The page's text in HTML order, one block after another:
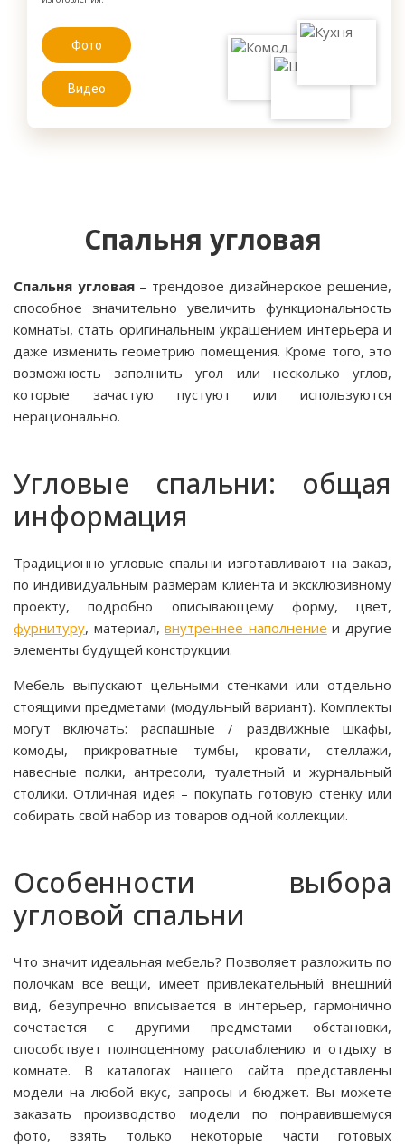
Фото
Видео
Спальня угловая
Спальня угловая – трендовое дизайнерское решение,
способное значительно увеличить функциональность
комнаты, стать оригинальным украшением интерьера и
даже изменить геометрию помещения. Кроме того, это
возможность заполнить угол или несколько углов,
которые зачастую пустуют или используются
нерационально.
Угловые спальни: общая
информация
Традиционно угловые спальни изготавливают на заказ,
по индивидуальным размерам клиента и эксклюзивному
проекту, подробно описывающему форму, цвет,
фурнитуру, материал,внутреннее наполнение и другие
элементы будущей конструкции.
Мебель выпускают цельными стенками или отдельно
стоящими предметами (модульный вариант). Комплекты
могут включать: распашные / раздвижные шкафы,
комоды, прикроватные тумбы, кровати, стеллажи,
навесные полки, антресоли, туалетный и журнальный
столики. Отличная идея – покупать готовую стенку или
собирать свой набор из товаров одной коллекции.
Особенности выбора
угловой спальни
Что значит идеальная мебель? Позволяет разложить по
полочкам все вещи, имеет привлекательный внешний
вид, безупречно вписывается в интерьер, гармонично
сочетается с другими предметами обстановки,
способствует полноценному расслаблению и отдыху в
комнате. В каталогах нашего сайта представлены
модели на любой вкус, запросы и бюджет. Вы можете
заказать производство модели по понравившемуся
фото, взять только некоторые части готовых